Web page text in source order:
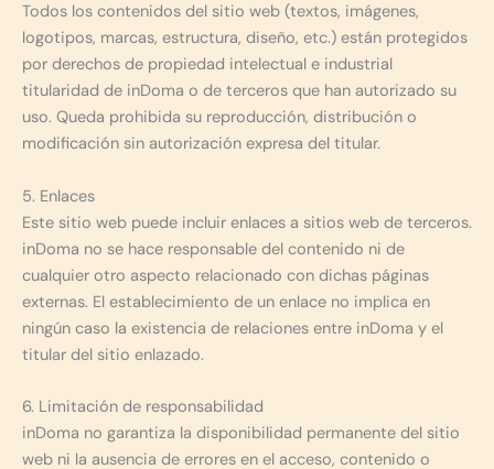
Todos los contenidos del sitio web (textos, imágenes,
logotipos, marcas, estructura, diseño, etc.) están protegidos
por derechos de propiedad intelectual e industrial
titularidad de inDoma o de terceros que han autorizado su
uso. Queda prohibida su reproducción, distribución o
modificación sin autorización expresa del titular.
5. Enlaces
Este sitio web puede incluir enlaces a sitios web de terceros.
inDoma no se hace responsable del contenido ni de
cualquier otro aspecto relacionado con dichas páginas
externas. El establecimiento de un enlace no implica en
ningún caso la existencia de relaciones entre inDoma y el
titular del sitio enlazado.
6. Limitación de responsabilidad
inDoma no garantiza la disponibilidad permanente del sitio
web ni la ausencia de errores en el acceso, contenido o